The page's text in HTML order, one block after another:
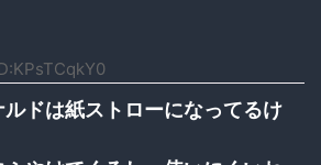
ドは紙ストローになってるけ